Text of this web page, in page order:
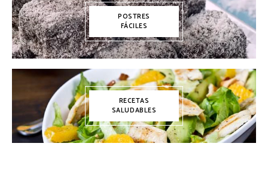
POSTRES
FÁCILES
RECETAS
SALUDABLES